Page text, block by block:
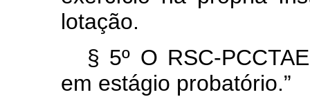
lotação.
§ 5º O RSC-
em estágio probatório.”